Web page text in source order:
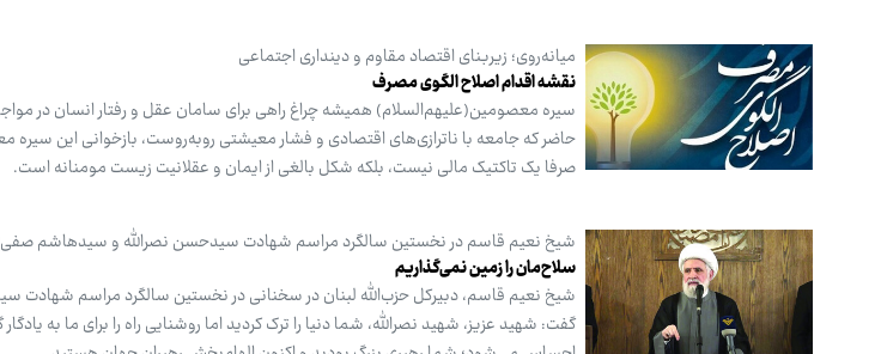
میانه‌روی؛ زیربنای اقتصاد مقاوم و دینداری اجتماعی
نقشه‌ اقدام اصلاح الگوی مصرف
سیره‌ معصومین(علیهم‌السلام) همیشه چراغ راهی برای سامان عقل و رفتار انسان در
حاضر که جامعه با ناترازی‌های اقتصادی و فشار معیشتی روبه‌روست، بازخوانی این سیره
صرفا یک تاکتیک مالی نیست، بلکه شکل بالغی از ایمان و عقلانیت زیست مومنانه است.
شیخ نعیم قاسم در نخستین سالگرد مراسم شهادت سیدحسن نصرالله و سیدهاشم
سلاح‌مان را زمین نمی‌گذاریم
شیخ نعیم قاسم، دبیرکل حزب‌الله لبنان در سخنانی در نخستین سالگرد مراسم
گفت: شهید عزیز، شهید نصرالله، شما دنیا را ترک کردید اما روشنایی راه را برای ما به